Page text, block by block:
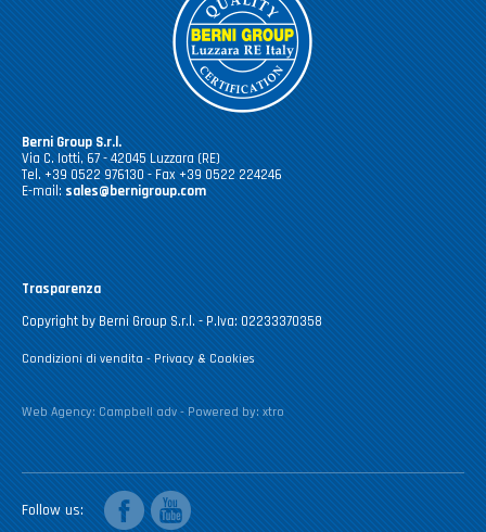
Berni Group S.r.l.
Via C. Iotti, 67 - 42045 Luzzara (RE)
Tel. +39 0522 976130 - Fax +39 0522 224246
E-mail: sales@bernigroup.com
Trasparenza
Copyright by Berni Group S.r.l. - P.Iva: 02233370358
Condizioni di vendita - Privacy & Cookies
Web Agency: Campbell adv - Powered by: xtro
Follow us
facebookyoutube